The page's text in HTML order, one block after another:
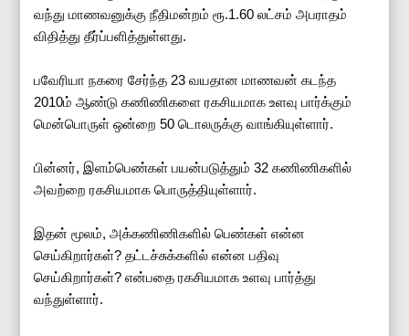
வந்து மாணவனுக்கு நீதிமன்றம் ரூ.1.60 லட்சம் அபராதம்
விதித்து தீர்ப்பளித்துள்ளது.
பவேரியா நகரை சேர்ந்த 23 வயதான மாணவன் கடந்த
2010ம் ஆண்டு கணிணிகளை ரகசியமாக உளவு பார்க்கும்
மென்பொருள் ஒன்றை 50 டொலருக்கு வாங்கியுள்ளார்.
பின்னர், இளம்பெண்கள் பயன்படுத்தும் 32 கணிணிகளில்
அவற்றை ரகசியமாக பொருத்தியுள்ளார்.
இதன் மூலம், அக்கணிணிகளில் பெண்கள் என்ன
செய்கிறார்கள்? தட்டச்சுக்களில் என்ன பதிவு
செய்கிறார்கள்? என்பதை ரகசியமாக உளவு பார்த்து
வந்துள்ளார்.